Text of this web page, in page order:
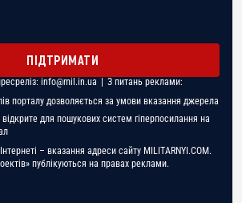
ПІДТРИМАТИ
info@mil.in.ua | З питань реклами:
порталу дозволяється за умови вказання джерела
для пошукових систем гіперпосилання на
– вказання адреси сайту MILITARNYI.COM.
публікуються на правах реклами.